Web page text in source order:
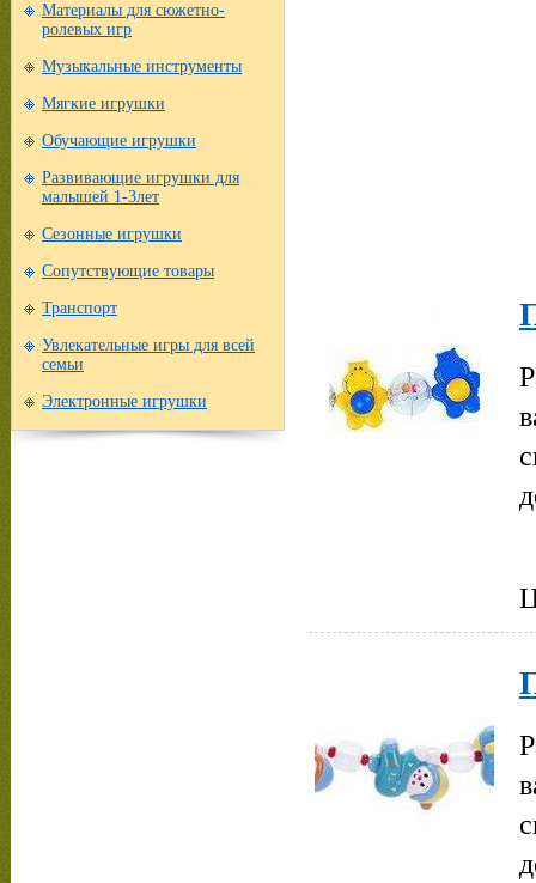
Материалы для сюжетно-
ролевых игр
Музыкальные инструменты
Мягкие игрушки
Обучающие игрушки
Развивающие игрушки для
малышей 1-3лет
Сезонные игрушки
Сопутствующие товары
Транспорт
Увлекательные игры для всей
семьи
Электронные игрушки